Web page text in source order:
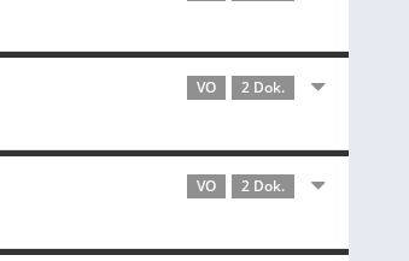
VO 2 Dok.
VO 2 Dok.